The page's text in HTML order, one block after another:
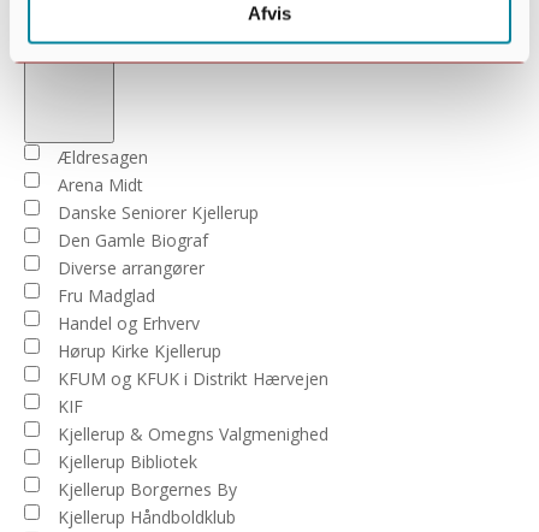
Afvis
filter Close
Arrangører
Ældresagen
Arena Midt
Danske Seniorer Kjellerup
Den Gamle Biograf
Diverse arrangører
Fru Madglad
Handel og Erhverv
Hørup Kirke Kjellerup
KFUM og KFUK i Distrikt Hærvejen
KIF
Kjellerup & Omegns Valgmenighed
Kjellerup Bibliotek
Kjellerup Borgernes By
Kjellerup Håndboldklub